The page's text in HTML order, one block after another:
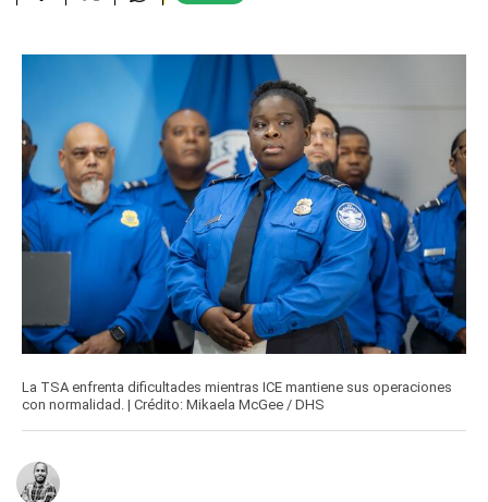
La TSA enfrenta dificultades mientras ICE mantiene sus operaciones
con normalidad. | Crédito: Mikaela McGee / DHS